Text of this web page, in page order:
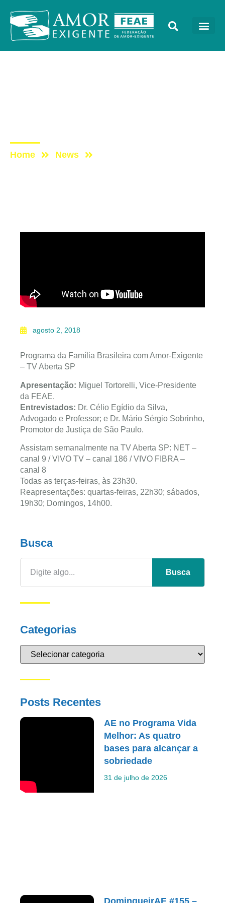
Home News
agosto 2, 2018
Programa da Família Brasileira com Amor-Exigente
– TV Aberta SP
Apresentação: Miguel Tortorelli, Vice-Presidente
da FEAE.
Entrevistados: Dr. Célio Egídio da Silva,
Advogado e Professor; e Dr. Mário Sérgio Sobrinho,
Promotor de Justiça de São Paulo.
Assistam semanalmente na TV Aberta SP: NET –
canal 9 / VIVO TV – canal 186 / VIVO FIBRA –
canal 8
Todas as terças-feiras, às 23h30.
Reapresentações: quartas-feiras, 22h30; sábados,
19h30; Domingos, 14h00.
Busca
Busca
Categorias
Posts Recentes
AE no Programa Vida
Melhor: As quatro
bases para alcançar a
sobriedade
31 de julho de 2026
DomingueirAE #155 –